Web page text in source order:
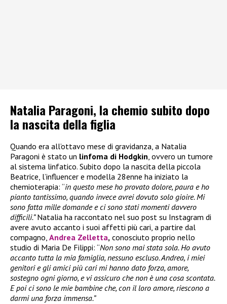
Natalia Paragoni, la chemio subito dopo
la nascita della figlia
Quando era all’ottavo mese di gravidanza, a Natalia
Paragoni è stato un linfoma di Hodgkin, ovvero un tumore
al sistema linfatico. Subito dopo la nascita della piccola
Beatrice, l’influencer e modella 28enne ha iniziato la
chemioterapia: “in questo mese ho provato dolore, paura e ho
pianto tantissimo, quando invece avrei dovuto solo gioire. Mi
sono fatta mille domande e ci sono stati momenti davvero
difficili.”Natalia ha raccontato nel suo post su Instagram di
avere avuto accanto i suoi affetti più cari, a partire dal
compagno, Andrea Zelletta, conosciuto proprio nello
studio di Maria De Filippi: “Non sono mai stata sola. Ho avuto
accanto tutta la mia famiglia, nessuno escluso. Andrea, i miei
genitori e gli amici più cari mi hanno dato forza, amore,
sostegno ogni giorno, e vi assicuro che non è una cosa scontata.
E poi ci sono le mie bambine che, con il loro amore, riescono a
darmi una forza immensa.”